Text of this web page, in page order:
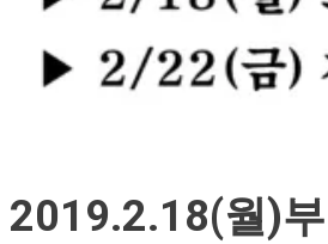
2019.2.18(월)